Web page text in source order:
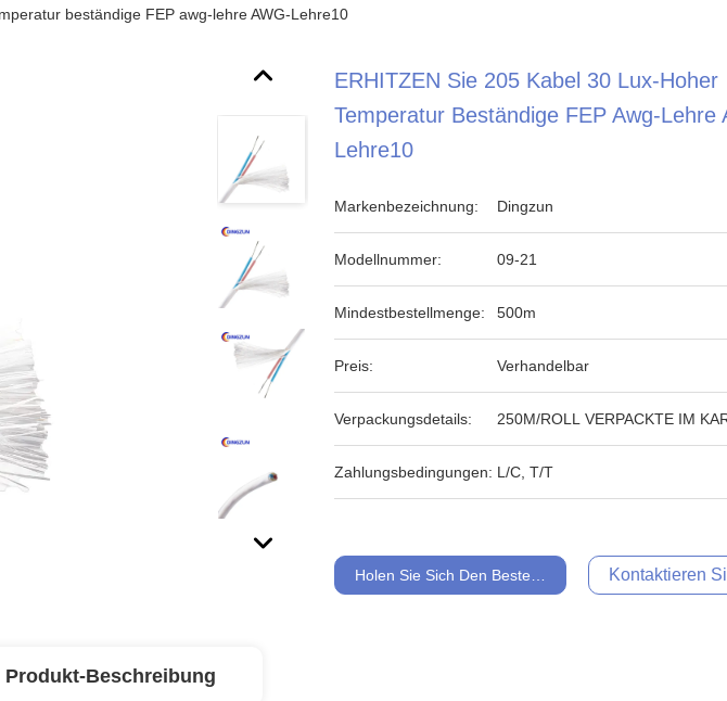
beständige FEP awg-lehre AWG-Lehre10
ERHITZEN Sie 205 Kabel 30 Lux-Hoher
Temperatur Beständige FEP Awg-Lehre
Lehre10
Markenbezeichnung: Dingzun
Modellnummer: 09-21
Mindestbestellmenge: 500m
Preis: Verhandelbar
Verpackungsdetails: 250M/ROLL VERPACKTE IM
Zahlungsbedingungen: L/C, T/T
Holen Sie Sich Den Besten Preis Kontaktieren
Produkt-Beschreibung